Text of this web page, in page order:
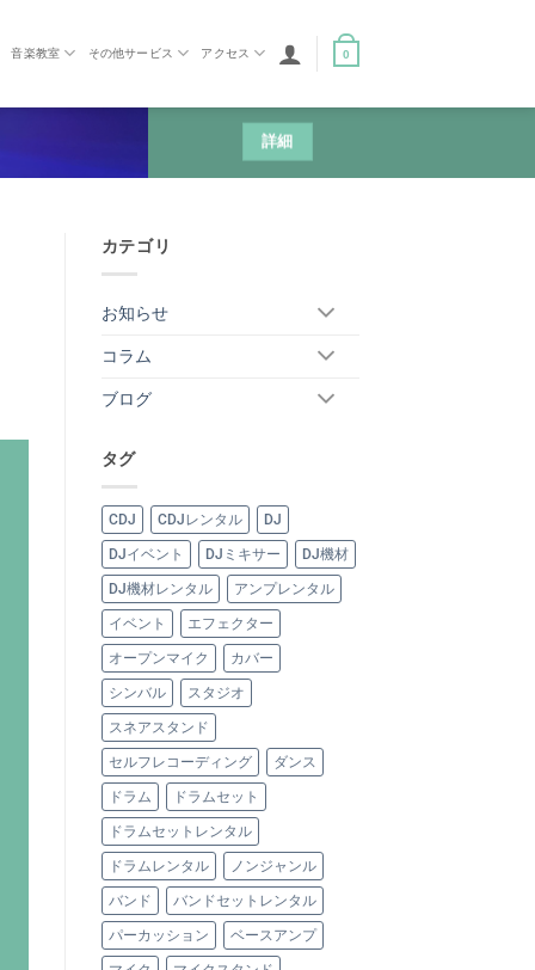
音楽教室 その他サービス アクセス 0
詳細
カテゴリ
お知らせ
コラム
ブログ
タグ
CDJ CDJレンタル DJ
DJイベント DJミキサー DJ機材
DJ機材レンタル アンプレンタル
イベント エフェクター
オープンマイク カバー
シンバル スタジオ
スネアスタンド
セルフレコーディング ダンス
ドラム ドラムセット
ドラムセットレンタル
ドラムレンタル ノンジャンル
バンド バンドセットレンタル
パーカッション ベースアンプ